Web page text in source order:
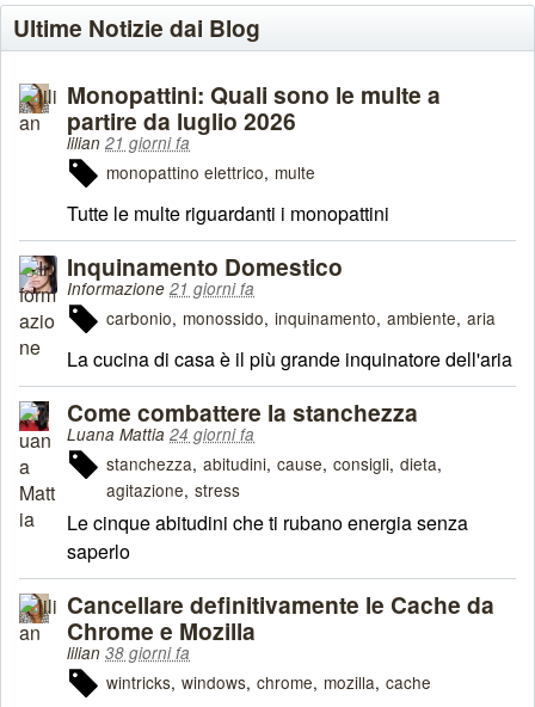
Ultime Notizie dai Blog
Monopattini: Quali sono le multe a
partire da luglio 2026
lilian 21 giorni fa
monopattino elettrico multe
Tutte le multe riguardanti i monopattini
Inquinamento Domestico
Informazione 21 giorni fa
carbonio monossido inquinamento ambiente aria
La cucina di casa è il più grande inquinatore dell'aria
Come combattere la stanchezza
Luana Mattia 24 giorni fa
stanchezza abitudini cause consigli dieta
agitazione stress
Le cinque abitudini che ti rubano energia senza
saperlo
Cancellare definitivamente le Cache da
Chrome e Mozilla
lilian 38 giorni fa
wintricks windows chrome mozilla cache